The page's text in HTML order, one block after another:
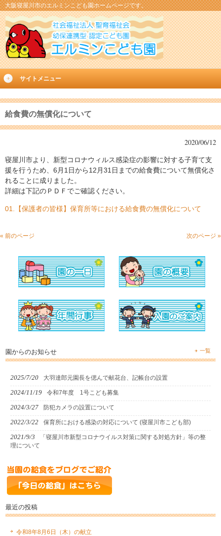
大阪寝屋川市のエルミンこども園ホームページです。
サイトメニュー
給食費の無償化について
2020/06/12
寝屋川市より、新型コロナウィルス感染症の影響に対する子育て支
援を行うため、6月1日から12月31日までの給食費について無償化さ
れることに成りました。
詳細は下記のＰＤＦでご確認ください。
01.【保護者の皆様】保育所等における給食費の無償化について
« 前のページ 次のページ »
園からのお知らせ 一覧
2025/7/20 大羽達郎元園長を偲んで献花台、記帳台の設置
2024/11/19 令和7年度 1号こども募集
2024/3/27 防犯カメラの設置について
2022/3/22 保育所における感染の対応について (寝屋川市こども部)
2021/9/3
「寝屋川市新型コロナウイルス対策に関する対処方針」等の整
理について
最近の投稿
令和8年8月6日（木）の献立